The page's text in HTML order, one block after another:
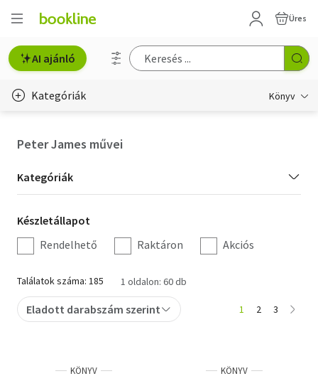
Üres
AI ajánló
Kategóriák Könyv
Hobbi, szabadidő
Irodalom
Művészet
Szakkönyv
Tankönyv, segédkönyv
Peter James művei
Kategória
szűrés
Kategóriák
Készletállapot
szűrés
Készletállapot
Rendelhető
Raktáron Akciós
Találatok száma: 185 1 oldalon: 60 db
Eladott darabszám szerint 1 2 3
KÖNYV KÖNYV